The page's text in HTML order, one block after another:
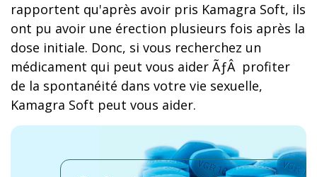
rapportent qu'après avoir pris Kamagra Soft, ils
ont pu avoir une érection plusieurs fois après la
dose initiale. Donc, si vous recherchez un
médicament qui peut vous aider ÃƒÂ profiter
de la spontanéité dans votre vie sexuelle,
Kamagra Soft peut vous aider.